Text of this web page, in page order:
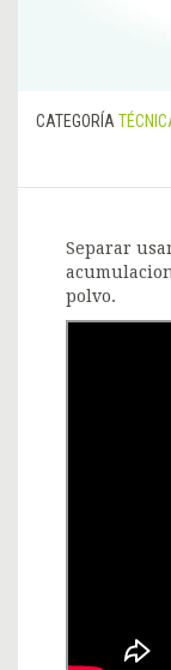
CATEGORÍA
Separar
polvo.